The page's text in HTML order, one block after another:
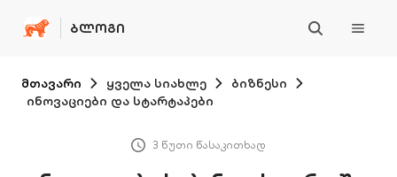
ᲑᲚᲝᲒᲘ
მთავარი ყველა სიახლე
ბიზნესი
ინოვაციები და სტარტაპები
3 წუთი წასაკითხად